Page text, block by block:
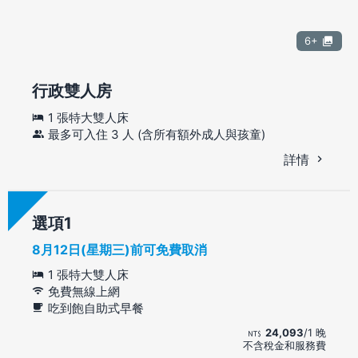
6+
行政雙人房
1 張特大雙人床
最多可入住 3 人 (含所有額外成人與孩童)
詳情
選項
8月12日(星期三)前可免費取消
1 張特大雙人床
免費無線上網
吃到飽自助式早餐
24,093/1 晚
不含稅金和服務費